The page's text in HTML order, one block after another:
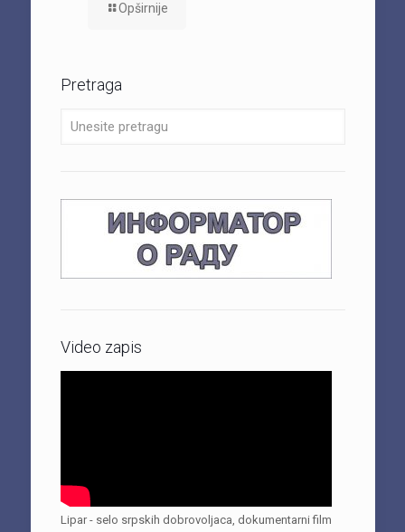
Opširnije
Pretraga
Video zapis
Lipar - selo srpskih dobrovoljaca, dokumentarni film